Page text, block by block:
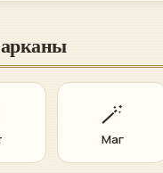
🪄
Маг